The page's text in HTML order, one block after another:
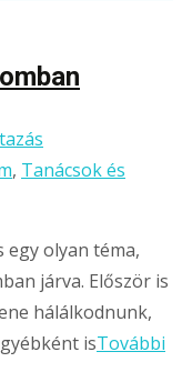
, Tanácsok és
egy olyan téma,
járva. Először is
hálálkodnunk,
isTovábbi